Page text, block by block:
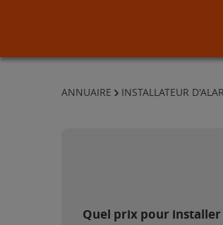
ANNUAIRE INSTALLATEUR
Quel prix pour